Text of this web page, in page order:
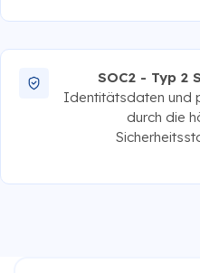
SOC2 - Typ 2
Identitätsdaten und
durch die